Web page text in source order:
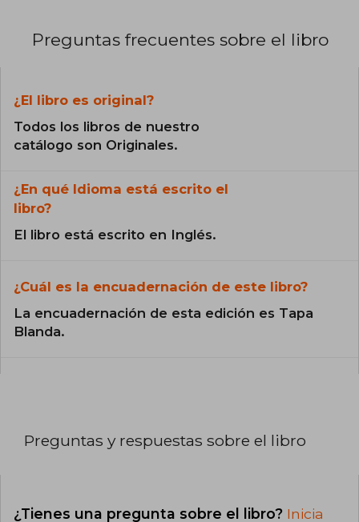
Preguntas frecuentes sobre el libro
¿El libro es original?
Todos los libros de nuestro
catálogo son Originales.
¿En qué Idioma está escrito el
libro?
El libro está escrito en Inglés.
¿Cuál es la encuadernación de este libro?
La encuadernación de esta edición es Tapa
Blanda.
Preguntas y respuestas sobre el libro
¿Tienes una pregunta sobre el libro? Inicia